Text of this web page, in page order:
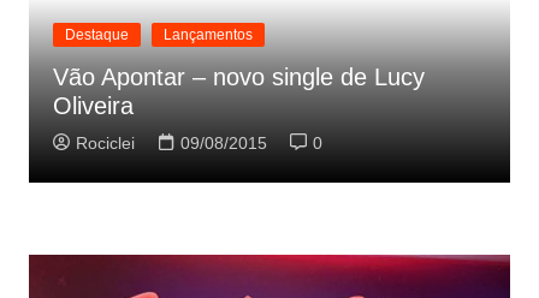
Destaque Lançamentos
Vão Apontar – novo single de Lucy
Oliveira
Rociclei 09/08/2015 0